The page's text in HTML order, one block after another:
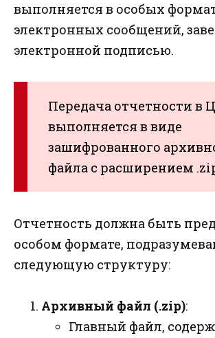
выполняется в особых
электронных сообщений,
электронной подписью.
Передача отчетности в
выполняется в виде
зашифрованного
файла с расширением
Отчетность должна быть
особом формате,
следующую структуру:
Архивный файл (.zip):
Главный файл,